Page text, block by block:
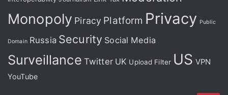
Monopoly Piracy Platform Privacy Public
Domain Russia Security Social Media
Surveillance Twitter UK Upload Filter US VPN
YouTube